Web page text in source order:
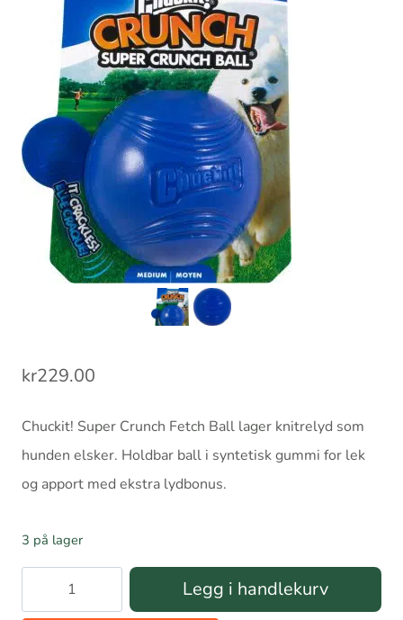
kr229.00
Chuckit! Super Crunch Fetch Ball lager knitrelyd som
hunden elsker. Holdbar ball i syntetisk gummi for lek
og apport med ekstra lydbonus.
3 på lager
Chuckit!
Super
Legg i handlekurv